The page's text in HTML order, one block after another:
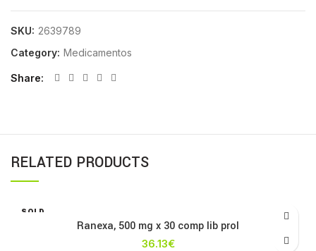
SKU: 2639789
Category: Medicamentos
Share
RELATED PRODUCTS
SOLD
Ranexa, 500 mg x 30 comp lib prol
36.13€